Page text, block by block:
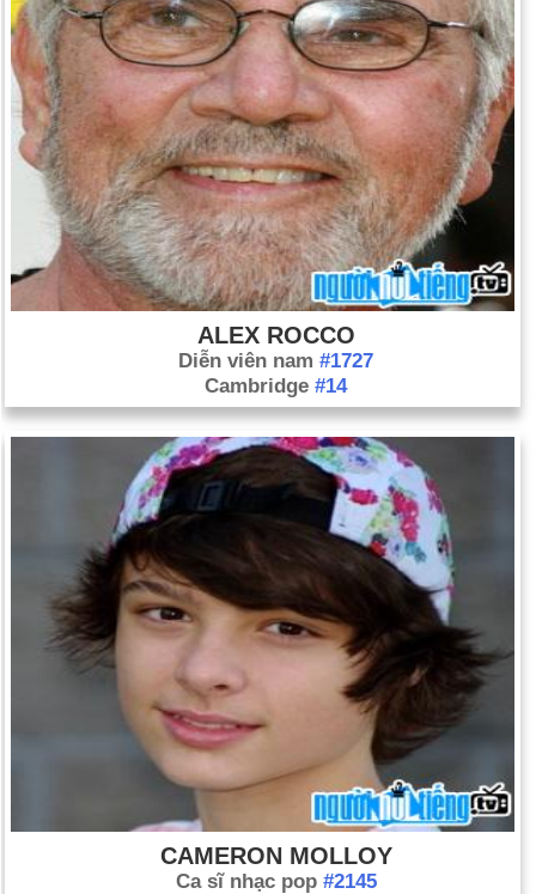
ALEX ROCCO
Diễn viên nam #1727
Cambridge #14
CAMERON MOLLOY
Ca sĩ nhạc pop #2145